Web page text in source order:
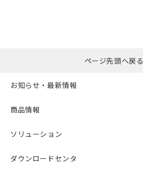
ページ先頭へ戻る
お知らせ・最新情報
商品情報
ソリューション
ダウンロードセンタ